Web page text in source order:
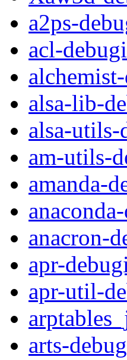
a2ps-
acl-
alsa-lib-
alsa-
am-utils-
amanda-
anacron-
apr-
apr-util-
arts-